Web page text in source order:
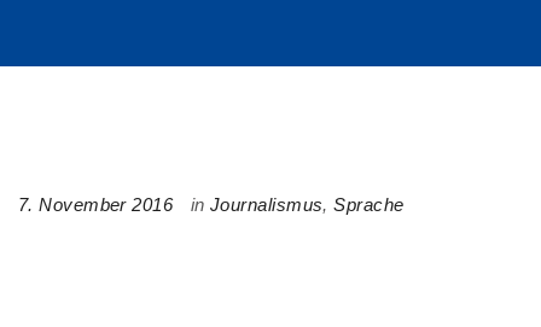
7. November 2016 inJournalismus,Sprache